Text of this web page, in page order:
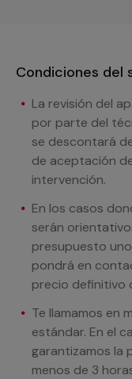
Condiciones del
La revisión del
por parte del
se descontará
de aceptación
intervención.
En los casos
serán
presupuesto
pondrá en
precio definitivo
Te llamamos en
estándar. En el
garantizamos la
menos de 3